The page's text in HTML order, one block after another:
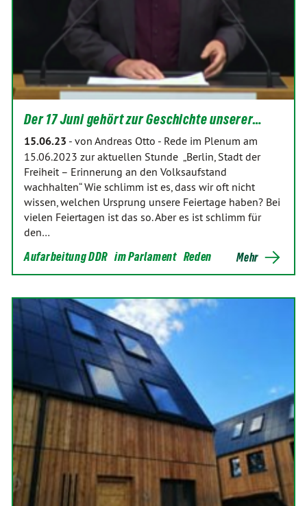
Der 17 Juni gehört zur Geschichte unserer…
15.06.23 - von Andreas Otto - Rede im Plenum am
15.06.2023 zur aktuellen Stunde „Berlin, Stadt der
Freiheit – Erinnerung an den Volksaufstand
wachhalten“ Wie schlimm ist es, dass wir oft nicht
wissen, welchen Ursprung unsere Feiertage haben? Bei
vielen Feiertagen ist das so. Aber es ist schlimm für
den…
Aufarbeitung DDR im Parlament Reden Mehr